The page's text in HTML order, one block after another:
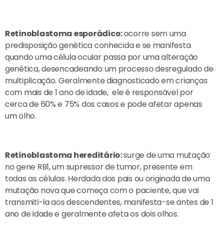
Retinoblastoma esporádico:ocorre sem uma
predisposição genética conhecida e se manifesta
quando uma célula ocular passa por uma alteração
genética, desencadeando um processo desregulado de
multiplicação. Geralmente diagnosticado em crianças
com mais de 1 ano de idade, ele é responsável por
cerca de 60% e 75% dos casos e pode afetar apenas
um olho.
Retinoblastoma hereditário:surge de uma mutação
no gene RB1, um supressor de tumor, presente em
todas as células. Herdada dos pais ou originada de uma
mutação nova que começa com o paciente, que vai
transmiti-la aos descendentes, manifesta-se antes de 1
ano de idade e geralmente afeta os dois olhos.